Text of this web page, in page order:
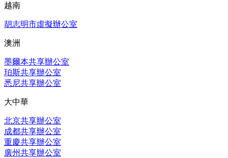
越南
胡志明市虛擬辦公室
澳洲
墨爾本共享辦公室
珀斯共享辦公室
悉尼共享辦公室
大中華
北京共享辦公室
成都共享辦公室
重慶共享辦公室
廣州共享辦公室